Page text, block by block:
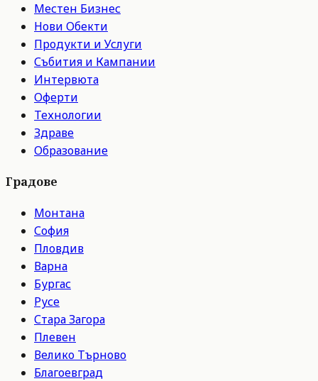
Местен Бизнес
Нови Обекти
Продукти и Услуги
Събития и Кампании
Интервюта
Оферти
Технологии
Здраве
Образование
Градове
Монтана
София
Пловдив
Варна
Бургас
Русе
Стара Загора
Плевен
Велико Търново
Благоевград